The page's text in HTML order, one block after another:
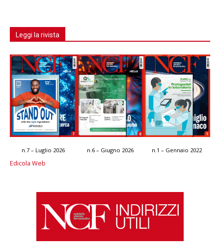
Leggi la rivista
n.7 – Luglio 2026 n.6 – Giugno 2026 n.1 – Gennaio 2022
Edicola Web